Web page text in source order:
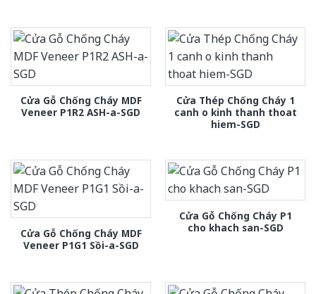
Cửa Gỗ Chống Cháy MDF
Veneer P1R2 ASH-a-SGD
Cửa Thép Chống Cháy 1
canh o kinh thanh thoat
hiem-SGD
Cửa Gỗ Chống Cháy MDF
Veneer P1G1 Sồi-a-SGD
Cửa Gỗ Chống Cháy P1
cho khach san-SGD